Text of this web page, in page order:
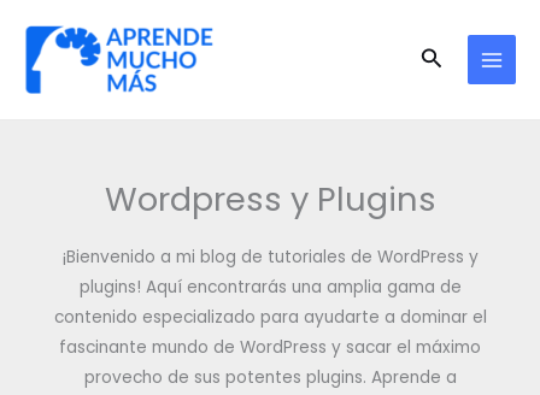
contenido
Buscar
Wordpress y Plugins
¡Bienvenido a mi blog de tutoriales de WordPress y
plugins! Aquí encontrarás una amplia gama de
contenido especializado para ayudarte a dominar el
fascinante mundo de WordPress y sacar el máximo
provecho de sus potentes plugins. Aprende a